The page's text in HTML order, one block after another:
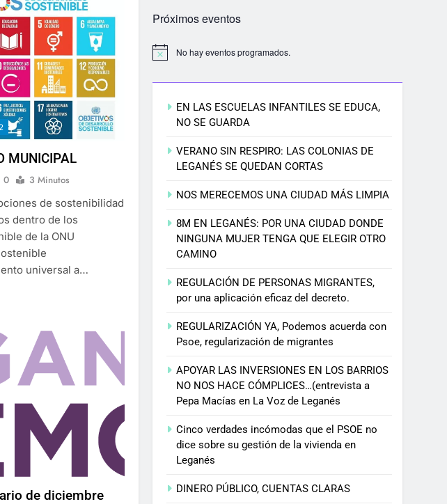
MUNICIPAL
0
3 Minutos
de sostenibilidad
dentro de los
de la ONU
universal a…
de diciembre
Próximos eventos
No hay eventos programados.
EN LAS ESCUELAS INFANTILES SE EDUCA,
NO SE GUARDA
VERANO SIN RESPIRO: LAS COLONIAS DE
LEGANÉS SE QUEDAN CORTAS
NOS MERECEMOS UNA CIUDAD MÁS LIMPIA
8M EN LEGANÉS: POR UNA CIUDAD DONDE
NINGUNA MUJER TENGA QUE ELEGIR OTRO
CAMINO
REGULACIÓN DE PERSONAS MIGRANTES,
por una aplicación eficaz del decreto.
REGULARIZACIÓN YA, Podemos acuerda con
Psoe, regularización de migrantes
APOYAR LAS INVERSIONES EN LOS BARRIOS
NO NOS HACE CÓMPLICES…(entrevista a
Pepa Macías en La Voz de Leganés
Cinco verdades incómodas que el PSOE no
dice sobre su gestión de la vivienda en
Leganés
DINERO PÚBLICO, CUENTAS CLARAS